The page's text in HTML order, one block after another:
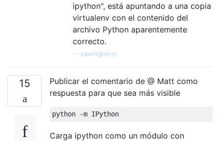
ipython", está apuntando a una copia
virtualenv con el contenido del
archivo Python aparentemente
correcto.
kawingkelvin
15
Publicar el comentario de @ Matt como
respuesta para que sea más visible
python -m IPython
Carga ipython como un módulo con